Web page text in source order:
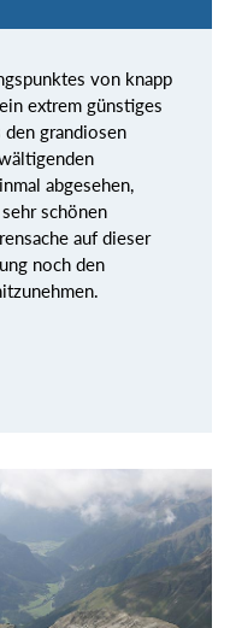
von knapp
extrem günstiges
den grandiosen
abgesehen,
schönen
auf dieser
noch den